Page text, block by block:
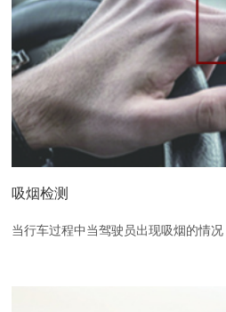
吸烟检测
当行车过程中当驾驶员出现吸烟的情况